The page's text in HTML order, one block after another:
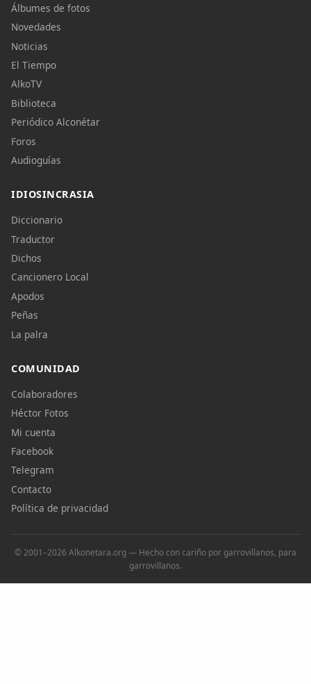
Álbumes de fotos
Novedades
Noticias
El Tiempo
AlkoTV
Biblioteca
Periódico Alconétar
Foros
Audioguías
IDIOSINCRASIA
Diccionario
Traductor
Dichos
Cancionero Local
Apodos
Peñas
La palra
COMUNIDAD
Colaboradores
Héctor Fotos
Mi cuenta
Facebook
Telegram
Contacto
Política de privacidad
© 2001–2026 Alkonetara.org — Hecho con cariño por garrovillanos, para
garrovillanos.